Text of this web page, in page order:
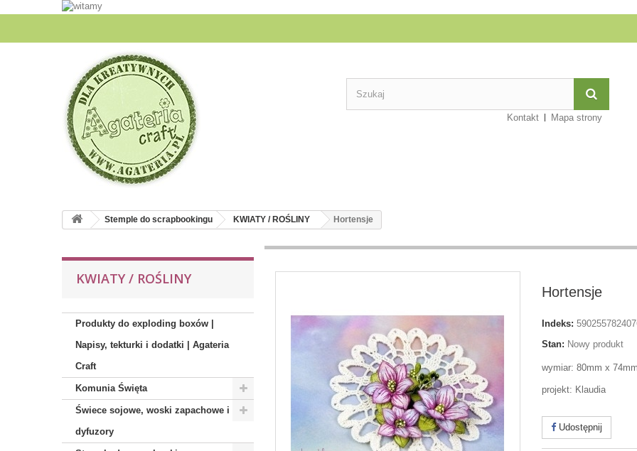
Kontakt Mapa strony
Stemple do scrapbookingu KWIATY / ROŚLINY Hortensje
KWIATY / ROŚLINY
Produkty do exploding boxów |
Napisy, tekturki i dodatki | Agateria
Craft
Komunia Święta
Świece sojowe, woski zapachowe i
dyfuzory
Hortensje
Indeks:
Stan: Nowy produkt
wymiar: 80mm x
projekt: Klaudia
Udostępnij